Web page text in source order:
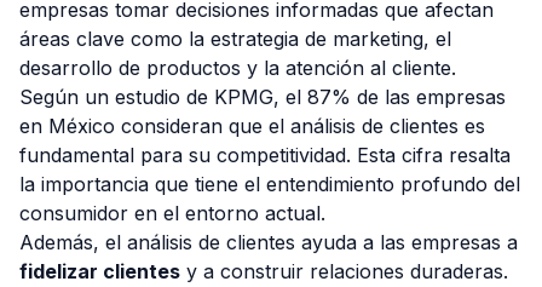
empresas tomar decisiones informadas que afectan
áreas clave como la estrategia de marketing, el
desarrollo de productos y la atención al cliente.
Según un estudio de KPMG, el 87% de las empresas
en México consideran que el análisis de clientes es
fundamental para su competitividad. Esta cifra resalta
la importancia que tiene el entendimiento profundo del
consumidor en el entorno actual.
Además, el análisis de clientes ayuda a las empresas a
fidelizar clientes y a construir relaciones duraderas.